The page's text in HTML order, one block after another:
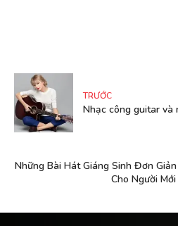
TRƯỚC
Nhạc công guitar và
Những Bài Hát Giáng Sinh Đơn
Cho Người